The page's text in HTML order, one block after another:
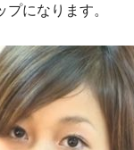
になります。